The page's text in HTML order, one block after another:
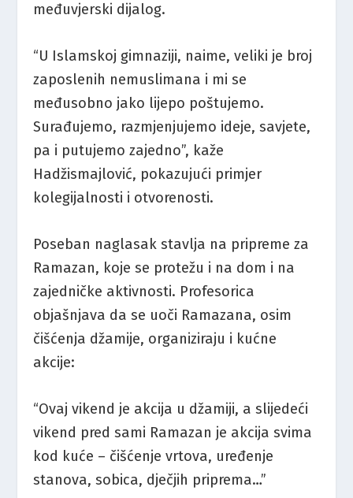
međuvjerski dijalog.
“U Islamskoj gimnaziji, naime, veliki je broj
zaposlenih nemuslimana i mi se
međusobno jako lijepo poštujemo.
Surađujemo, razmjenjujemo ideje, savjete,
pa i putujemo zajedno”, kaže
Hadžismajlović, pokazujući primjer
kolegijalnosti i otvorenosti.
Poseban naglasak stavlja na pripreme za
Ramazan, koje se protežu i na dom i na
zajedničke aktivnosti. Profesorica
objašnjava da se uoči Ramazana, osim
čišćenja džamije, organiziraju i kućne
akcije:
“Ovaj vikend je akcija u džamiji, a slijedeći
vikend pred sami Ramazan je akcija svima
kod kuće – čišćenje vrtova, uređenje
stanova, sobica, dječjih priprema…”